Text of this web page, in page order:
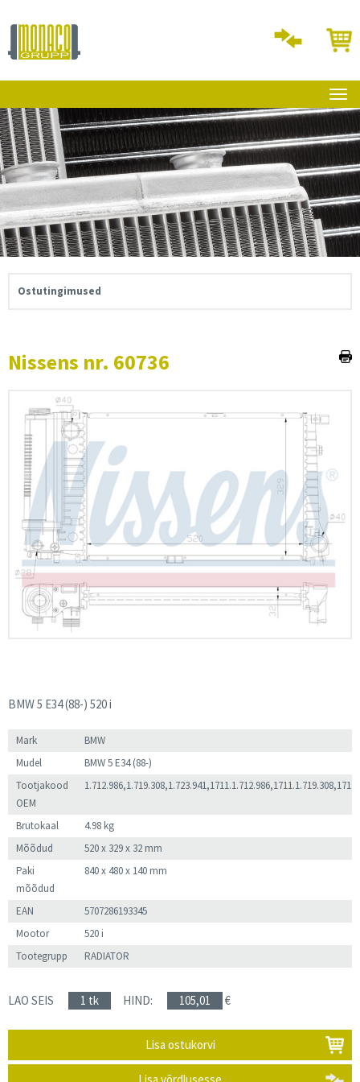
Ostutingimused
Nissens nr. 60736
BMW 5 E34 (88-) 520 i
Mark
BMW
Mudel
BMW 5 E34 (88-)
Tootjakood
OEM
Brutokaal
4.98 kg
Mõõdud
520 x 329 x 32 mm
Paki
mõõdud
840 x 480 x 140 mm
EAN
5707286193345
Mootor
520 i
Tootegrupp
RADIATOR
LAO SEIS 1 tk HIND: 105,01 €
Lisa ostukorvi